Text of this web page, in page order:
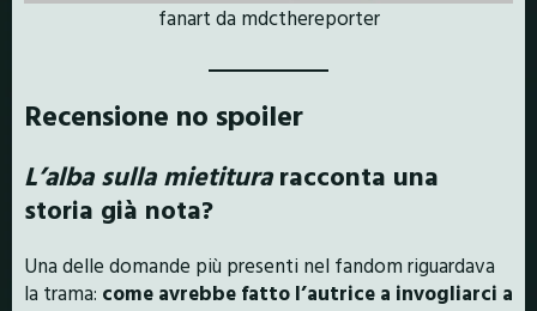
fanart da mdcthereporter
Recensione no spoiler
L’alba sulla mietituraracconta una
storia già nota?
Una delle domande più presenti nel fandom riguardava
la trama: come avrebbe fatto l’autrice a invogliarci a